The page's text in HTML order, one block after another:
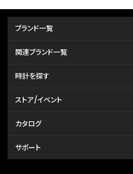
ブランド一覧
関連ブランド一覧
時計を探す
ストア/イベント
カタログ
サポート